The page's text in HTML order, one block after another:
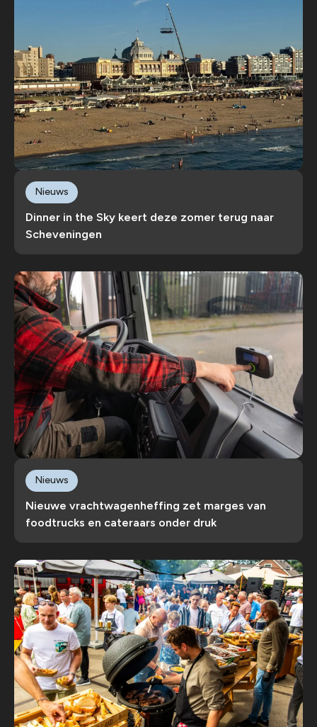
Dinner in the Sky keert deze zomer terug naar
Scheveningen
Nieuws
Nieuwe vrachtwagenheffing zet marges van
foodtrucks en cateraars onder druk
Nieuws